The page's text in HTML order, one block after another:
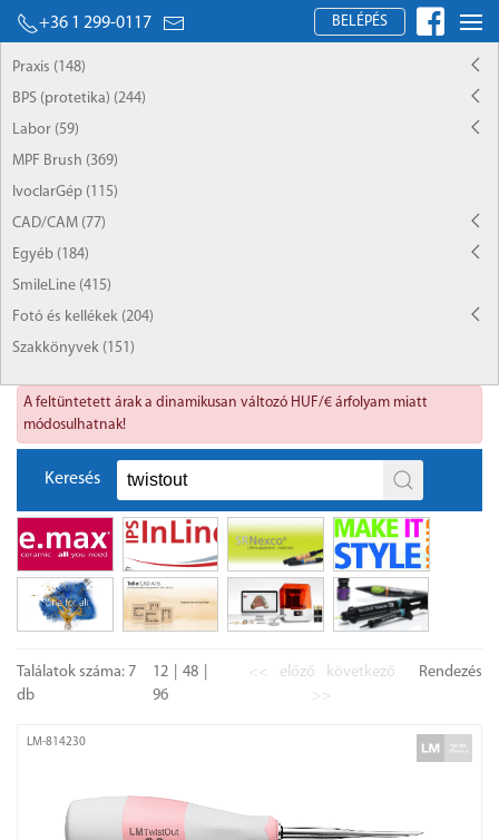
+36 1 299-0117 BELÉPÉS
Praxis (148)
BPS (protetika) (244)
Labor (59)
MPF Brush (369)
IvoclarGép (115)
CAD/CAM (77)
Egyéb (184)
SmileLine (415)
Fotó és kellékek (204)
Szakkönyvek (151)
A feltüntetett árak a dinamikusan változó HUF/€ árfolyam miatt
módosulhatnak!
Keresés
Találatok száma: 7
db
12
48
96
<< előző
következő
>>
Rendezés
LM-814230